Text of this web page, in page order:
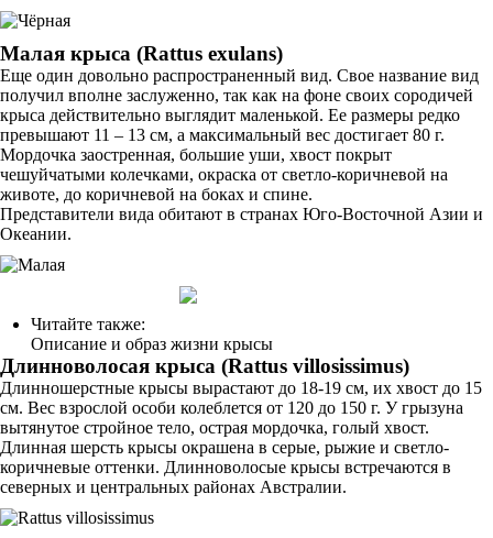
Малая крыса (Rattus exulans)
Еще один довольно распространенный вид. Свое название вид
получил вполне заслуженно, так как на фоне своих сородичей
крыса действительно выглядит маленькой. Ее размеры редко
превышают 11 – 13 см, а максимальный вес достигает 80 г.
Мордочка заостренная, большие уши, хвост покрыт
чешуйчатыми колечками, окраска от светло-коричневой на
животе, до коричневой на боках и спине.
Представители вида обитают в странах Юго-Восточной Азии и
Океании.
Читайте также:
Описание и образ жизни крысы
Длинноволосая крыса (Rattus villosissimus)
Длинношерстные крысы вырастают до 18-19 см, их хвост до 15
см. Вес взрослой особи колеблется от 120 до 150 г. У грызуна
вытянутое стройное тело, острая мордочка, голый хвост.
Длинная шерсть крысы окрашена в серые, рыжие и светло-
коричневые оттенки. Длинноволосые крысы встречаются в
северных и центральных районах Австралии.